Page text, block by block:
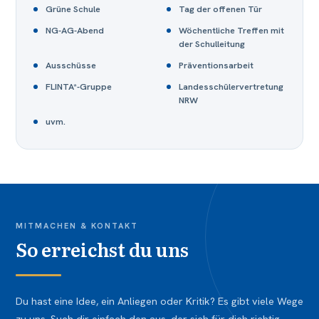
Grüne Schule
Tag der offenen Tür
NG-AG-Abend
Wöchentliche Treffen mit
der Schulleitung
Ausschüsse
Präventionsarbeit
FLINTA*-Gruppe
Landesschülervertretung
NRW
uvm.
MITMACHEN & KONTAKT
So erreichst du uns
Du hast eine Idee, ein Anliegen oder Kritik? Es gibt viele Wege